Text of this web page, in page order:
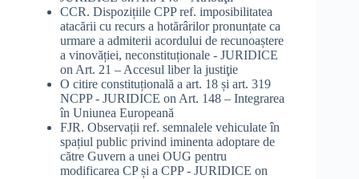
CCR. Dispozițiile CPP ref. imposibilitatea
atacării cu recurs a hotărârilor pronunțate ca
urmare a admiterii acordului de recunoaștere
a vinovăției, neconstituționale - JURIDICE
on Art. 21 – Accesul liber la justiţie
O citire constituțională a art. 18 și art. 319
NCPP - JURIDICE on Art. 148 – Integrarea
în Uniunea Europeană
FJR. Observații ref. semnalele vehiculate în
spațiul public privind iminenta adoptare de
către Guvern a unei OUG pentru
modificarea CP și a CPP - JURIDICE on